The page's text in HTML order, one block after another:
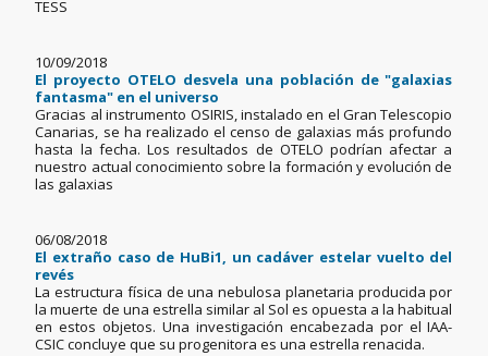
TESS
10/09/2018
El proyecto OTELO desvela una población de "galaxias
fantasma" en el universo
Gracias al instrumento OSIRIS, instalado en el Gran Telescopio
Canarias, se ha realizado el censo de galaxias más profundo
hasta la fecha. Los resultados de OTELO podrían afectar a
nuestro actual conocimiento sobre la formación y evolución de
las galaxias
06/08/2018
El extraño caso de HuBi1, un cadáver estelar vuelto del
revés
La estructura física de una nebulosa planetaria producida por
la muerte de una estrella similar al Sol es opuesta a la habitual
en estos objetos. Una investigación encabezada por el IAA-
CSIC concluye que su progenitora es una estrella renacida.